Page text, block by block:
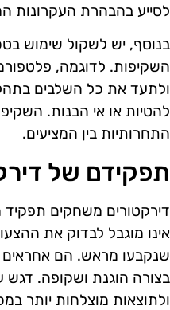
לסייע בהבהרת העקרונות
בנוסף, יש לשקול שימוש
השקיפות. לדוגמה,
ולתעד את כל השלבים
להטיות או אי הבנות.
התחרותיות בין המציעים.
תפקידם של
דירקטורים משחקים תפקיד
אינו מוגבל לבדוק את
שנקבעו מראש. הם אחראים
בצורה הוגנת ושקופה. דגש
ולתוצאות מוצלחות יותר